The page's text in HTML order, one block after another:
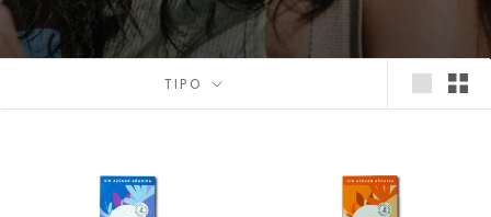
TIPO